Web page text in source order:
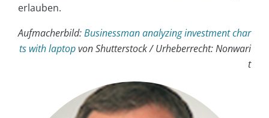
erlauben.
Aufmacherbild:Businessman analyzing investment char
ts with laptopvon Shutterstock / Urheberrecht: Nonwari
t